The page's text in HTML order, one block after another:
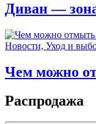
Диван —
Новости, Уход и
Чем можно
Распродажа